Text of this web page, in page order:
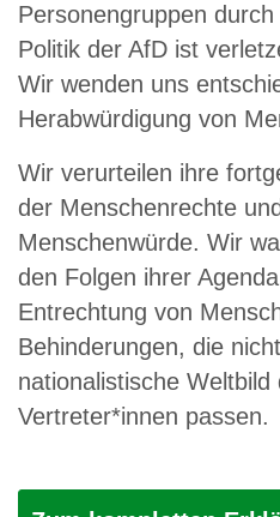
Personengruppen
Politik der AfD ist
Wir wenden uns
Herabwürdigung von
Wir verurteilen ihre
der Menschenrechte
Menschenwürde. Wir
den Folgen ihrer
Entrechtung von
Behinderungen, die
nationalistische
Vertreter*innen passen.